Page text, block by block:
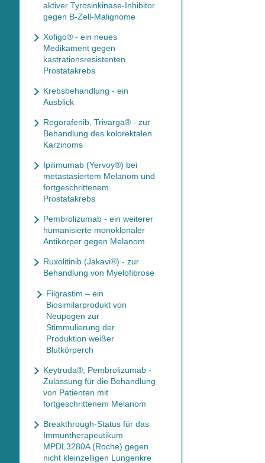
aktiver Tyrosinkinase-Inhibitor
gegen B-Zell-Malignome
Xofigo® - ein neues
Medikament gegen
kastrationsresistenten
Prostatakrebs
Krebsbehandlung - ein
Ausblick
Regorafenib, Trivarga® - zur
Behandlung des kolorektalen
Karzinoms
Ipilimumab (Yervoy®) bei
metastasiertem Melanom und
fortgeschrittenem
Prostatakrebs
Pembrolizumab - ein weiterer
humanisierte monoklonaler
Antikörper gegen Melanom
Ruxolitinib (Jakavi®) - zur
Behandlung von Myelofibrose
Filgrastim – ein
Biosimilarprodukt von
Neupogen zur
Stimmulierung der
Produktion weißer
Blutkörperch
Keytruda®, Pembrolizumab -
Zulassung für die Behandlung
von Patienten mit
fortgeschrittenem Melanom
Breakthrough-Status für das
Immuntherapeutikum
MPDL3280A (Roche) gegen
nicht kleinzelligen Lungenkre